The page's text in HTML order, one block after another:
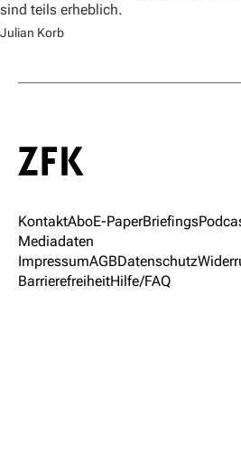
sind teils erheblich.
Julian Korb
KontaktAboE-PaperBriefings
Mediadaten
ImpressumAGBDatenschutz
BarrierefreiheitHilfe/FAQ